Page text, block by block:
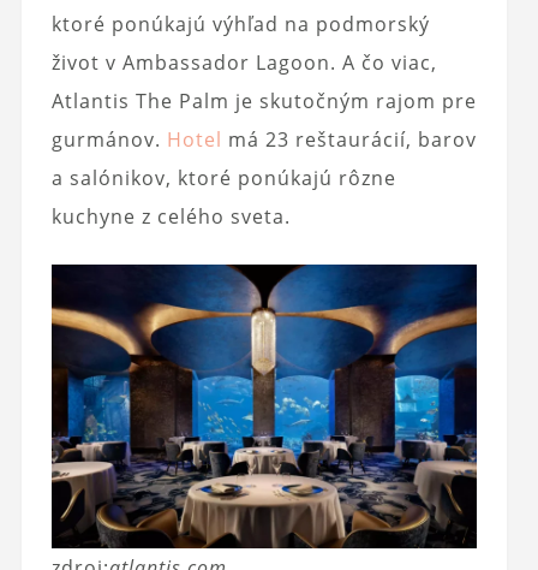
ktoré ponúkajú výhľad na podmorský
život v Ambassador Lagoon. A čo viac,
Atlantis The Palm je skutočným rajom pre
gurmánov. Hotel má 23 reštaurácií, barov
a salónikov, ktoré ponúkajú rôzne
kuchyne z celého sveta.